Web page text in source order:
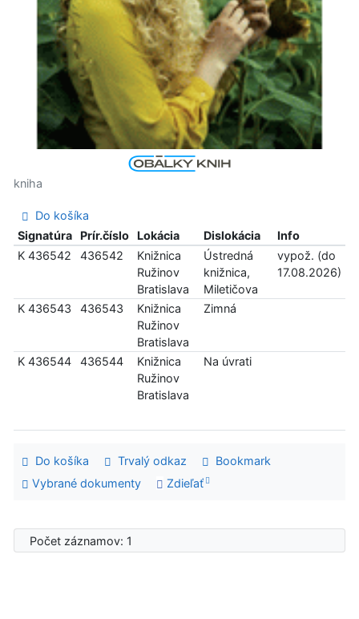
kniha
Do košíka
Signatúra
Prír.číslo Lokácia Dislokácia
Info
K 436542
436542
Knižnica
Ružinov
Bratislava
Ústredná
knižnica,
Miletičova
vypož. (do
17.08.2026)
K 436543 436543
Knižnica
Ružinov
Bratislava
Zimná
K 436544 436544
Knižnica
Ružinov
Bratislava
Na úvrati
Do košíka Trvalý odkaz
Bookmark
Vybrané dokumenty
Zdieľať
Počet záznamov: 1